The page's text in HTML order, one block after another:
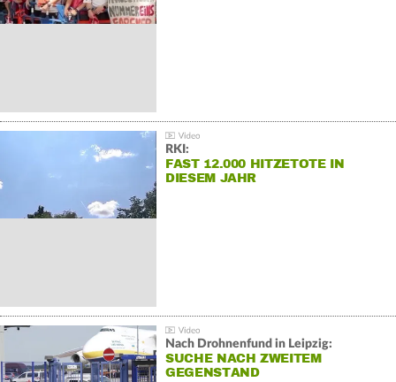
RKI:
FAST 12.000 HITZETOTE IN
DIESEM JAHR
Nach Drohnenfund in Leipzig:
SUCHE NACH ZWEITEM
GEGENSTAND